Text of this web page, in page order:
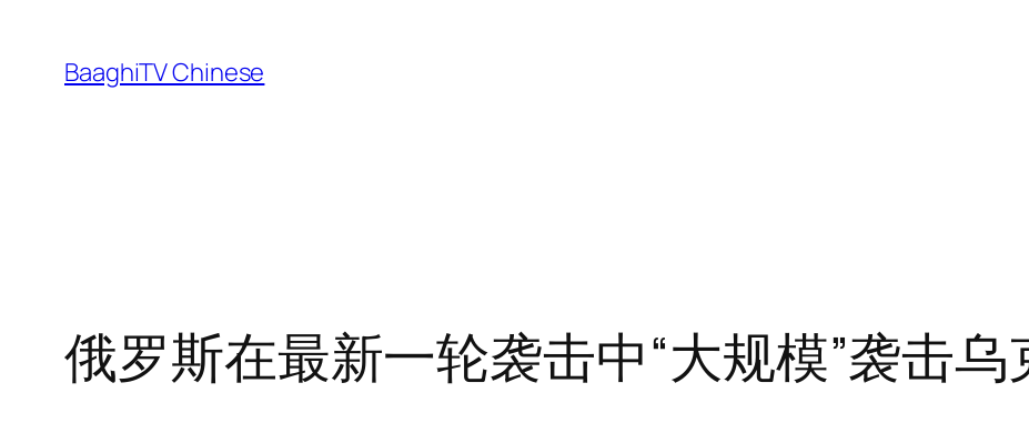
content
BaaghiTV Chinese
俄罗斯在最新一轮袭击中“大规模”袭击乌